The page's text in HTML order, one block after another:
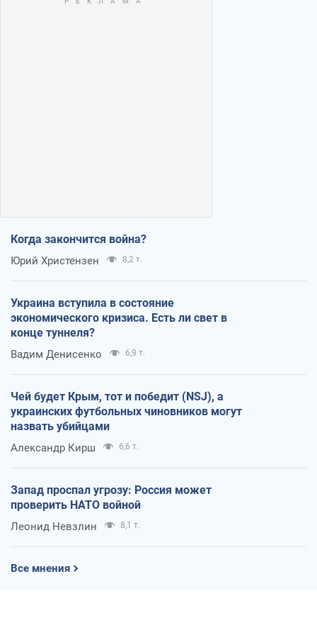
Когда закончится война?
Юрий Христензен 8,2 т.
Украина вступила в состояние
экономического кризиса. Есть ли свет в
конце туннеля?
Вадим Денисенко 6,9 т.
Чей будет Крым, тот и победит (NSJ), а
украинских футбольных чиновников могут
назвать убийцами
Александр Кирш 6,6 т.
Запад проспал угрозу: Россия может
проверить НАТО войной
Леонид Невзлин 8,1 т.
Все мнения